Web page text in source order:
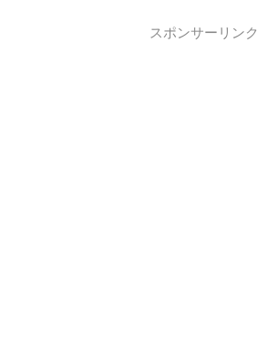
スポンサーリンク